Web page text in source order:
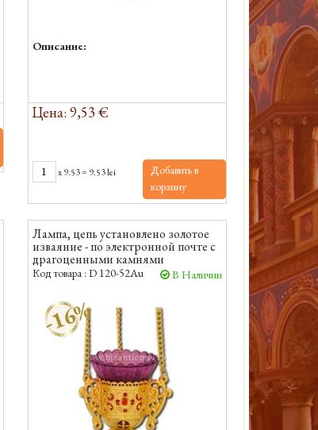
Описание:
Цена: 9,53 €
x9.53= 9.53 lei
Добавить в
корзину
Лампа, цепь установлено золотое
изваяние - по электронной почте с
драгоценными камнями
Код товара : D 120-52Au В Наличии
-16%